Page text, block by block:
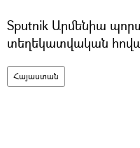
Sputnik Արմենիա
տեղեկատվական
Հայաստան